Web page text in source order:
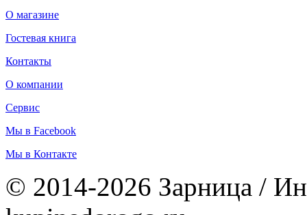
О магазине
Гостевая книга
Контакты
О компании
Сервис
Мы в Facebook
Мы в Контакте
© 2014-2026 Зарница /